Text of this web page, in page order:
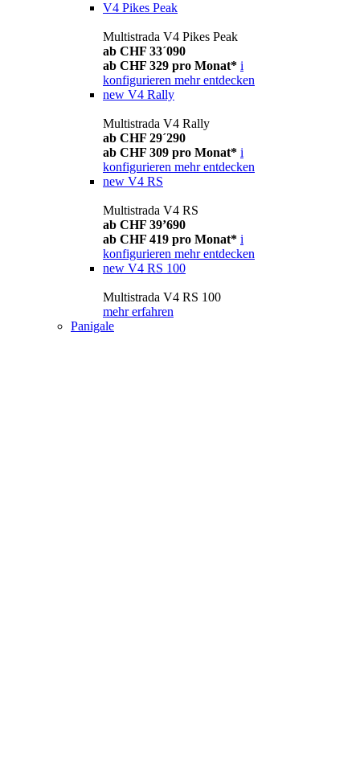
V4 Pikes Peak
Multistrada V4 Pikes Peak
ab CHF 33´090
ab CHF 329 pro Monat* i
konfigurieren mehr entdecken
new V4 Rally
Multistrada V4 Rally
ab CHF 29´290
ab CHF 309 pro Monat* i
konfigurieren mehr entdecken
new V4 RS
Multistrada V4 RS
ab CHF 39’690
ab CHF 419 pro Monat* i
konfigurieren mehr entdecken
new V4 RS 100
Multistrada V4 RS 100
mehr erfahren
Panigale